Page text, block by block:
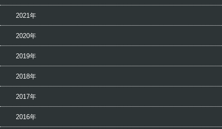
2021年
2020年
2019年
2018年
2017年
2016年